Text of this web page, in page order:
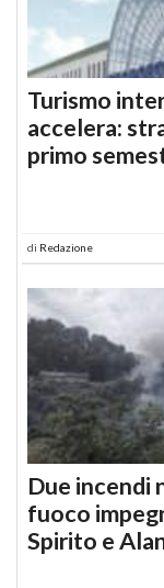
Turismo
accelera:
primo
di Redazione
Due incendi
fuoco
Spirito e